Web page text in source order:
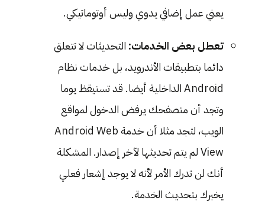
يعني عمل إضافي يدوي وليس أوتوماتيكي.
تعطل بعض الخدمات: التحديثات لا تتعلق
دائما بتطبيقات الأندرويد، بل خدمات نظام
Android الداخلية أيضا. قد تستيقظ يوما
وتجد أن متصفحك يرفض الدخول لمواقع
الويب، لتجد مثلا أن خدمة Android Web
View لم يتم تحديثها لآخر إصدار. المشكلة
أنك لن تدرك الأمر لأنه لا يوجد إشعار فعلي
يخبرك بتحديث الخدمة.